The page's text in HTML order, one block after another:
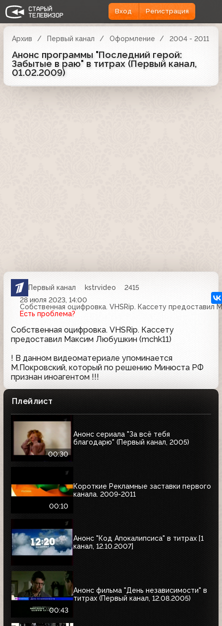
Вход Регистрация
Архив Первый канал Оформление 2004 - 2011
Анонс программы "Последний герой:
Забытые в раю" в титрах (Первый канал,
01.02.2009)
Первый канал kstrvideo
2415
28 июля 2023, 14:00
Собственная оцифровка. VHSRip. Кассету предоставил
Есть проблема?
Собственная оцифровка. VHSRip. Кассету
предоставил Максим Любушкин (mchk11)
! В данном видеоматериале упоминается
М.Покровский, который по решению Минюста РФ
признан иноагентом !!!
Плейлист
00:30
Анонс сериала "За всё тебя
благодарю" (Первый канал, 2005)
00:10
Короткие Рекламные заставки первого
канала. 2009-2011
Анонс "Код Апокалипсиса" в титрах [1
канал, 12.10.2007]
00:43
Анонс фильма "День независимости" в
титрах (Первый канал, 12.08.2005)